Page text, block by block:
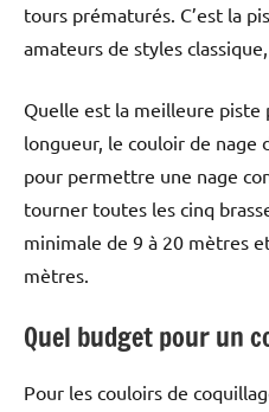
tours prématurés. C’est la
amateurs de styles
Quelle est la meilleure piste
longueur, le couloir de
pour permettre une nage
tourner toutes les cinq
minimale de 9 à 20 mètres
mètres.
Quel budget pour un
Pour les couloirs de